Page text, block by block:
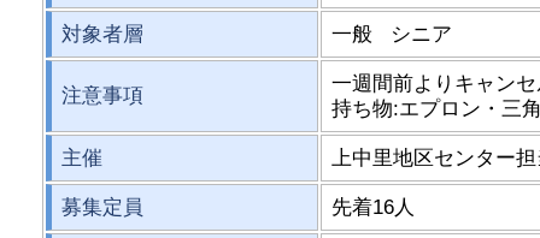
対象者層 一般 シニア
注意事項
一週間前よりキャン
持ち物:エプロン・三
主催 上中里地区センター
募集定員 先着16人